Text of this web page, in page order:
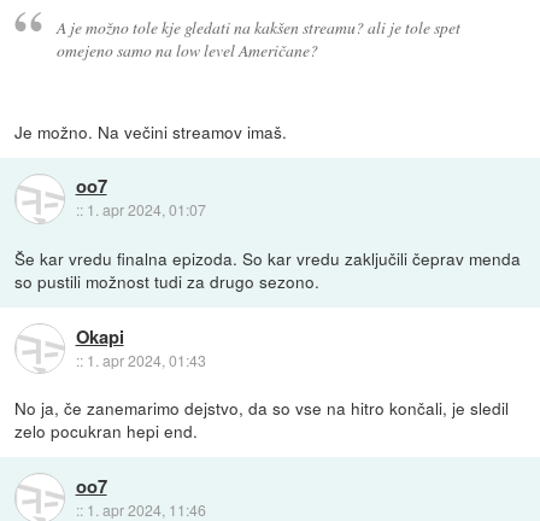
A je možno tole kje gledati na kakšen streamu? ali je tole spet
omejeno samo na low level Američane?
Je možno. Na večini streamov imaš.
oo7
:: 1. apr 2024, 01:07
Še kar vredu finalna epizoda. So kar vredu zaključili čeprav menda
so pustili možnost tudi za drugo sezono.
Okapi
:: 1. apr 2024, 01:43
No ja, če zanemarimo dejstvo, da so vse na hitro končali, je sledil
zelo pocukran hepi end.
oo7
:: 1. apr 2024, 11:46